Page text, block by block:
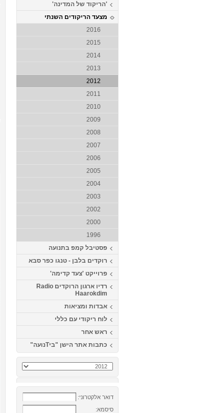
'הריקוד של המדינה'
מצעד הריקודים השנתי
2016
2015
2014
2013
2012
2011
2010
2009
2008
2007
2006
2005
2004
2003
2002
2000
1996
פסטיבל קמפ בתנועה
רוקדים בלבן - טנגו כפר סבא
פרוייקט 'צעד קדימה'
רדיו ארגון הרוקדים Radio
Haarokdim
אבדות ומציאות
לוח ריקודי עם כללי
ראש אחר
כתבות אתר הישן "ביTנועה"
דואר אלקטרוני:
סיסמא: